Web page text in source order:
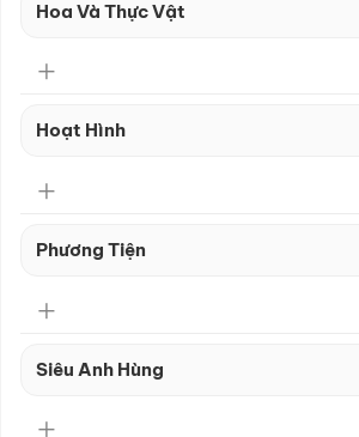
Hoa Và Thực Vật
Hoạt Hình
Phương Tiện
Siêu Anh Hùng